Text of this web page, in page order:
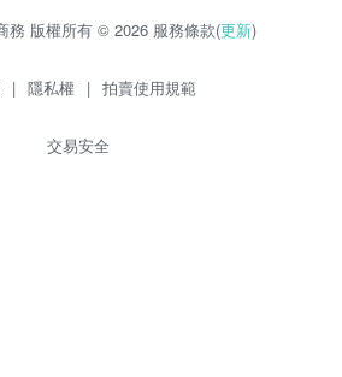
務 版權所有 © 2026 服務條款(更新)
| 隱私權 | 拍賣使用規範
交易安全